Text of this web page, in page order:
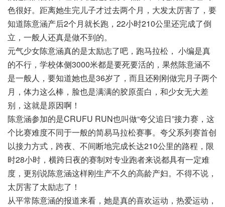
色很好。距离她生完儿子才过去两个月，大发太厉害了，要
知道陈意涵产后2个月就长跑，22小时210公里还完成了倒
立，一般人还真是做不到的。
元气少女陈意涵真的是太励志了吧，跑马拉松， 小编是真
的不行，学校体侧3000米都是要死要活的，果然陈意涵不
是一般人，要知道她也是36岁了，而且还刚刚做完月子两个
月，体力这么棒，脸也是满满的胶原蛋白，和少女无大差
别，这就是原因啊！
陈意涵参加的是CRUFU RUN也叫做“夸父追日”接力赛，这
个比赛难度不同于一般的简易马拉松赛事。夸父系列赛首创
以接力方式，跨夜、不间断地完成长达210公里的路程，限
时28小时，横跨日夜的赛制对专业跑者来说都具有一定难
度，更别说陈意涵这样刚生产不久的高龄产妇。不得不说，
太厉害了太励志了！
从平常陈意涵的报道来看，她是真的喜欢运动，热爱运动，